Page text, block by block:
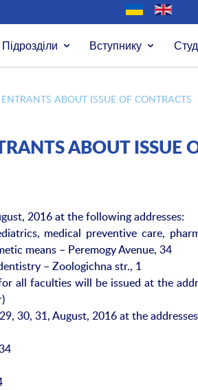
Підрозділи Вступнику
ABOUT ISSUE OF CONTRACTS
ABOUT ISSUE
2016 at the following addresses:
medical preventive care,
means – Peremogy Avenue, 34
– Zoologichna str., 1
all faculties will be issued at the
30, 31, August, 2016 at the